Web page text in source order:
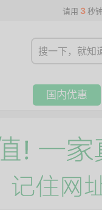
请用 3 秒
国内优惠